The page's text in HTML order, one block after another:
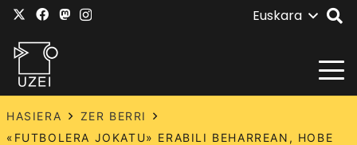
Euskara
HASIERA
ZER BERRI
«FUTBOLERA JOKATU» ERABILI BEHARREAN, HOBE